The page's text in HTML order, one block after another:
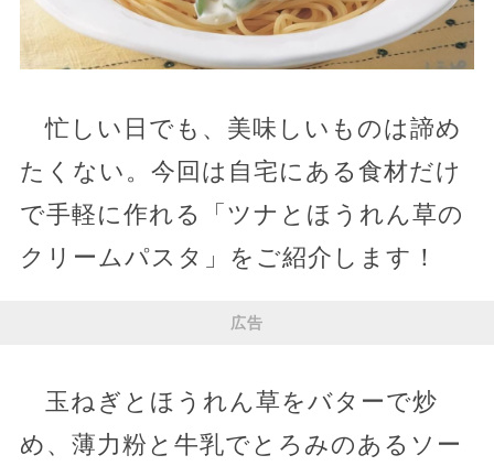
忙しい日でも、美味しいものは諦め
たくない。今回は自宅にある食材だけ
で手軽に作れる「ツナとほうれん草の
クリームパスタ」をご紹介します！
広告
玉ねぎとほうれん草をバターで炒
め、薄力粉と牛乳でとろみのあるソー